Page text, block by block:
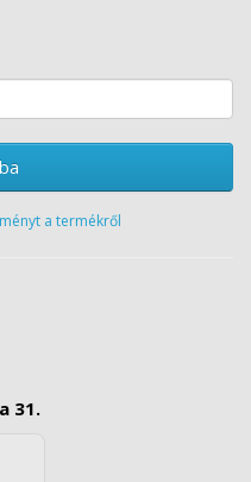
a termékről
31.